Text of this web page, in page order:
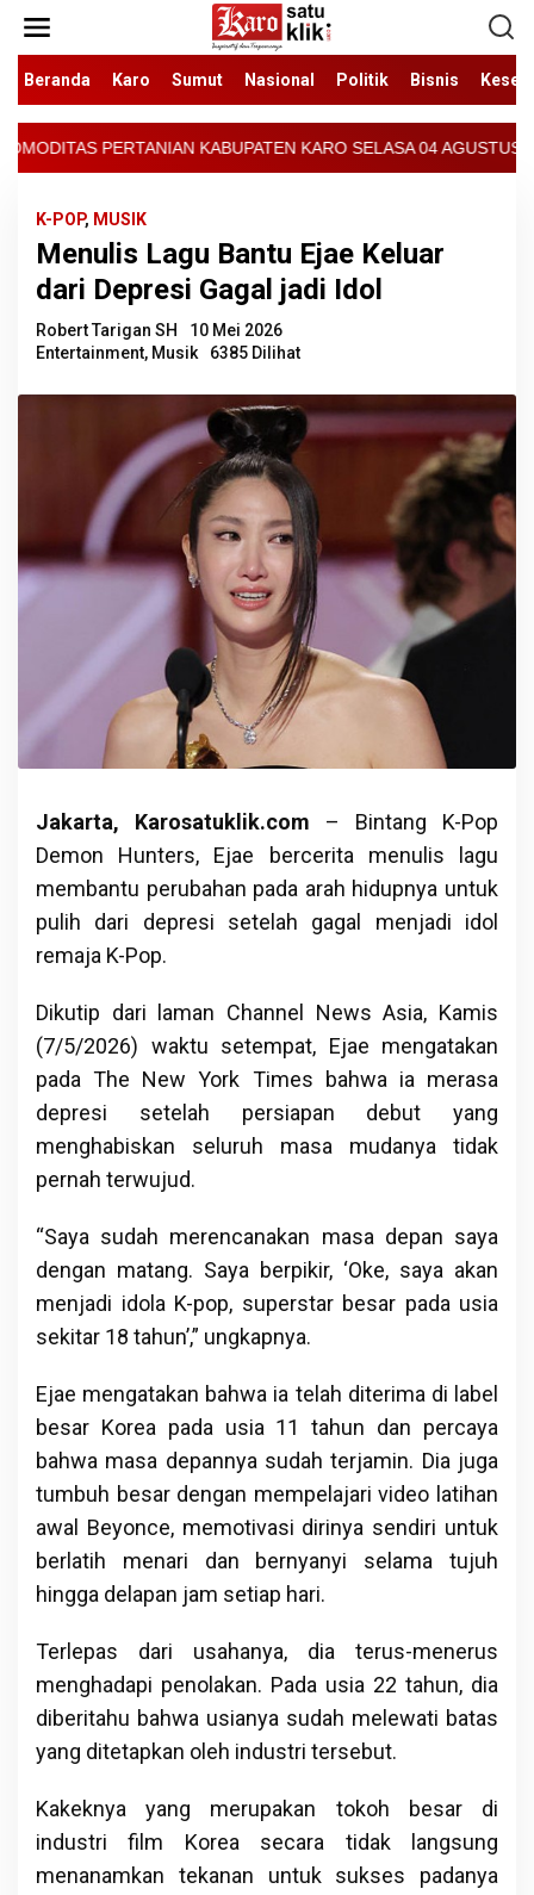
konten
Beranda
Karo Sumut Nasional Politik Bisnis
KABUPATEN KARO SELASA 04 AGUSTUS 2026 - ARCIS
K-POP, MUSIK
Menulis Lagu Bantu Ejae Keluar
dari Depresi Gagal jadi Idol
Robert Tarigan SH
10 Mei 2026
Entertainment, Musik 6385 Dilihat
Jakarta, Karosatuklik.com – Bintang K-Pop
Demon Hunters, Ejae bercerita menulis lagu
membantu perubahan pada arah hidupnya untuk
pulih dari depresi setelah gagal menjadi idol
remaja K-Pop.
Dikutip dari laman Channel News Asia, Kamis
(7/5/2026) waktu setempat, Ejae mengatakan
pada The New York Times bahwa ia merasa
depresi setelah persiapan debut yang
menghabiskan seluruh masa mudanya tidak
pernah terwujud.
“Saya sudah merencanakan masa depan saya
dengan matang. Saya berpikir, ‘Oke, saya akan
menjadi idola K-pop, superstar besar pada usia
sekitar 18 tahun’,” ungkapnya.
Ejae mengatakan bahwa ia telah diterima di label
besar Korea pada usia 11 tahun dan percaya
bahwa masa depannya sudah terjamin. Dia juga
tumbuh besar dengan mempelajari video latihan
awal Beyonce, memotivasi dirinya sendiri untuk
berlatih menari dan bernyanyi selama tujuh
hingga delapan jam setiap hari.
Terlepas dari usahanya, dia terus-menerus
menghadapi penolakan. Pada usia 22 tahun, dia
diberitahu bahwa usianya sudah melewati batas
yang ditetapkan oleh industri tersebut.
Kakeknya yang merupakan tokoh besar di
industri film Korea secara tidak langsung
menanamkan tekanan untuk sukses padanya